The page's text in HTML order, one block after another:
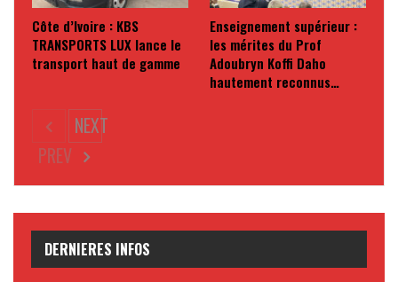
Côte d’Ivoire : KBS
TRANSPORTS LUX lance le
transport haut de gamme
Enseignement supérieur :
les mérites du Prof
Adoubryn Koffi Daho
hautement reconnus…
PREV
NEXT
DERNIERES INFOS